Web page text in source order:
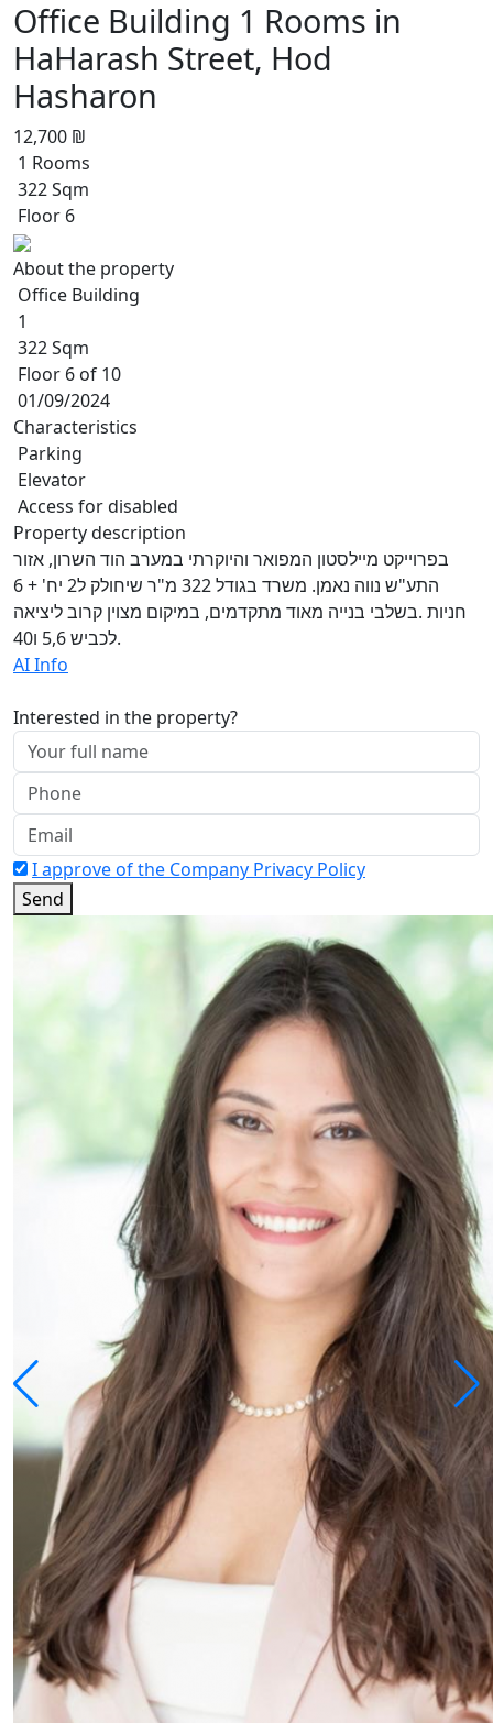
Office Building 1 Rooms in
HaHarash Street, Hod
Hasharon
12,700 ₪
1 Rooms
322 Sqm
Floor 6
About the property
Office Building
1
322 Sqm
Floor 6 of 10
01/09/2024
Characteristics
Parking
Elevator
Access for disabled
Property description
בפרוייקט מיילסטון המפואר והיוקרתי במערב הוד השרון, אזור
התע"ש נווה נאמן. משרד בגודל 322 מ"ר שיחולק ל2 יח' + 6
חניות .בשלבי בנייה מאוד מתקדמים, במיקום מצוין קרוב ליציאה
לכביש 5,6 ו40.
AI Info
Interested in the property?
I approve of the Company Privacy Policy
Send